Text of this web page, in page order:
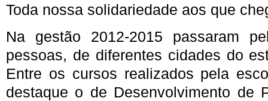
Toda nossa solidariedade aos que
Na gestão 2012-2015 passaram
pessoas, de diferentes cidades do
Entre os cursos realizados pela
destaque o de Desenvolvimento de